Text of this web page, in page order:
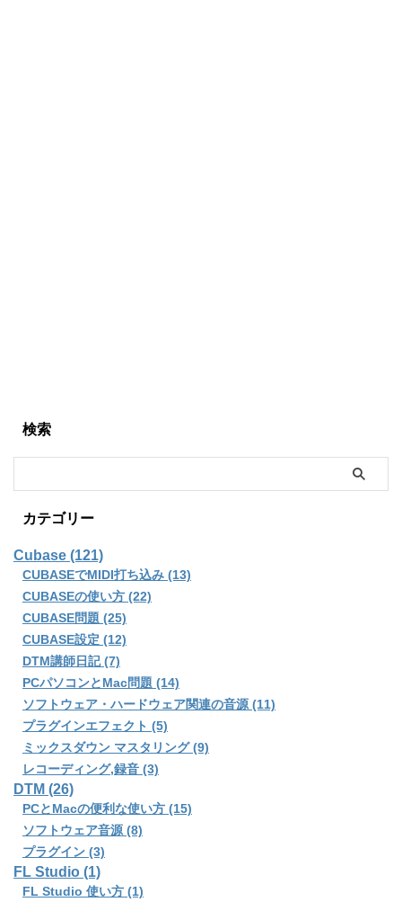
検索
カテゴリー
Cubase (121)
CUBASEでMIDI打ち込み (13)
CUBASEの使い方 (22)
CUBASE問題 (25)
CUBASE設定 (12)
DTM講師日記 (7)
PCパソコンとMac問題 (14)
ソフトウェア・ハードウェア関連の音源 (11)
プラグインエフェクト (5)
ミックスダウン マスタリング (9)
レコーディング,録音 (3)
DTM (26)
PCとMacの便利な使い方 (15)
ソフトウェア音源 (8)
プラグイン (3)
FL Studio (1)
FL Studio 使い方 (1)